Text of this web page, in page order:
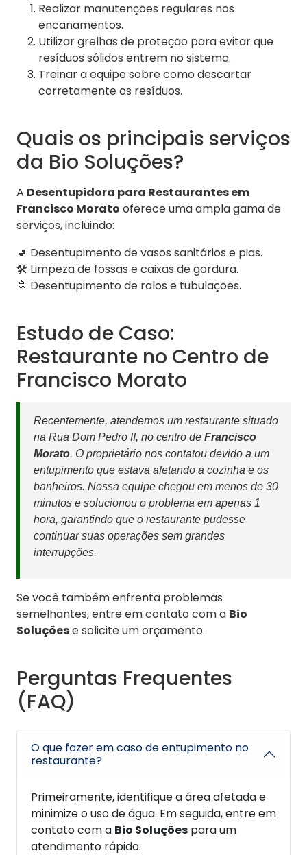
Realizar manutenções regulares nos
encanamentos.
Utilizar grelhas de proteção para evitar que
resíduos sólidos entrem no sistema.
Treinar a equipe sobre como descartar
corretamente os resíduos.
Quais os principais serviços
da Bio Soluções?
A Desentupidora para Restaurantes em
Francisco Morato oferece uma ampla gama de
serviços, incluindo:
🚽 Desentupimento de vasos sanitários e pias.
🛠️ Limpeza de fossas e caixas de gordura.
🚿 Desentupimento de ralos e tubulações.
Estudo de Caso:
Restaurante no Centro de
Francisco Morato
Recentemente, atendemos um restaurante situado
na Rua Dom Pedro II, no centro de Francisco
Morato. O proprietário nos contatou devido a um
entupimento que estava afetando a cozinha e os
banheiros. Nossa equipe chegou em menos de 30
minutos e solucionou o problema em apenas 1
hora, garantindo que o restaurante pudesse
continuar suas operações sem grandes
interrupções.
Se você também enfrenta problemas
semelhantes, entre em contato com a Bio
Soluçõese solicite um orçamento.
Perguntas Frequentes
(FAQ)
O que fazer em caso de entupimento no
restaurante?
Primeiramente, identifique a área afetada e
minimize o uso de água. Em seguida, entre em
contato com a Bio Soluções para um
atendimento rápido.